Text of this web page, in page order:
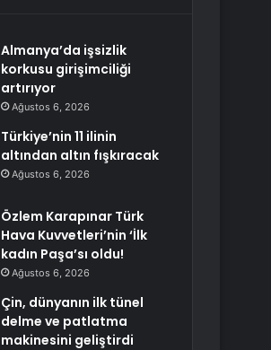
Almanya’da işsizlik
korkusu girişimciliği
artırıyor
Ağustos 6, 2026
Türkiye’nin 11 ilinin
altından altın fışkıracak
Ağustos 6, 2026
Özlem Karapınar Türk
Hava Kuvvetleri’nin ‘İlk
kadın Paşa’sı oldu!
Ağustos 6, 2026
Çin, dünyanın ilk tünel
delme ve patlatma
makinesini geliştirdi